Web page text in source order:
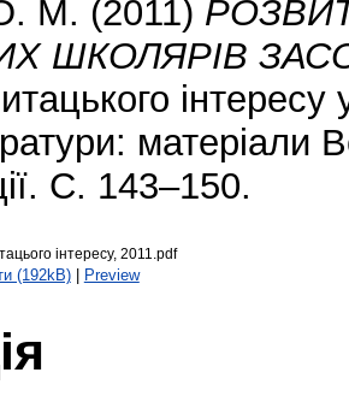
М. (2011)
ШКОЛЯРІВ
інтересу
матеріали
С. 143–150.
інтересу, 2011.pdf
(192kB)| Preview